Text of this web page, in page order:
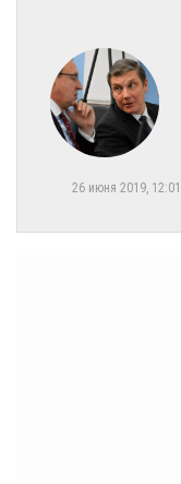
26 июня 2019, 12:01